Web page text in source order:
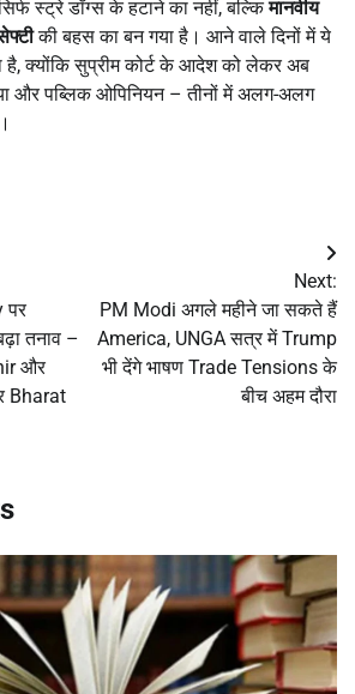
स्ट्रे डॉग्स के हटाने का नहीं, बल्किमानवीय
की बहस का बन गया है। आने वाले दिनों में ये
है, क्योंकि सुप्रीम कोर्ट के आदेश को लेकर अब
और पब्लिक ओपिनियन – तीनों में अलग-अलग
पर
तनाव –
और
Bharat
Next:
PM Modi अगले महीने जा सकते हैं
America, UNGA सत्र में Trump
भी देंगे भाषण Trade Tensions के
बीच अहम दौरा